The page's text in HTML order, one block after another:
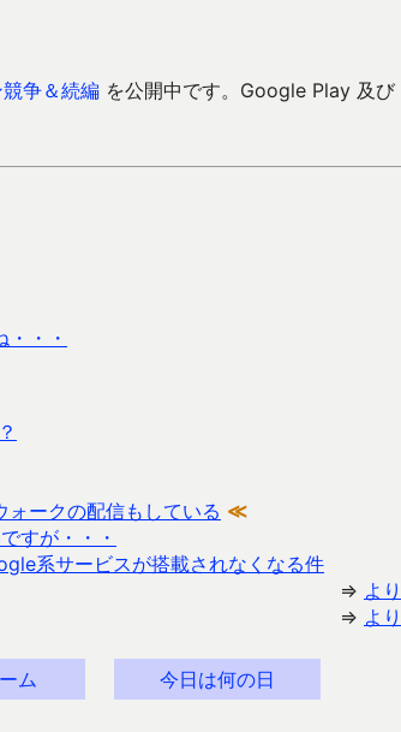
争＆続編 を公開中です。Google Play 及
・・
ークの配信もしている ≪
すが・・・
系サービスが搭載されなくなる件
⇒ よ
⇒ よ
ム 今日は何の日